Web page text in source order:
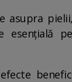
asupra
esențială
efecte